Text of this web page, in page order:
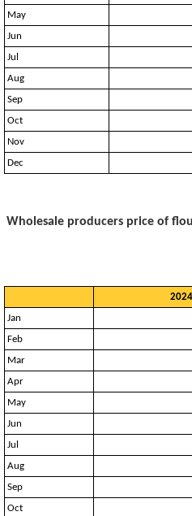
May
Jun
Jul
Aug
Sep
Oct
Nov
Dec
Wholesale producers price of
2024
Jan
Feb
Mar
Apr
May
Jun
Jul
Aug
Sep
Oct